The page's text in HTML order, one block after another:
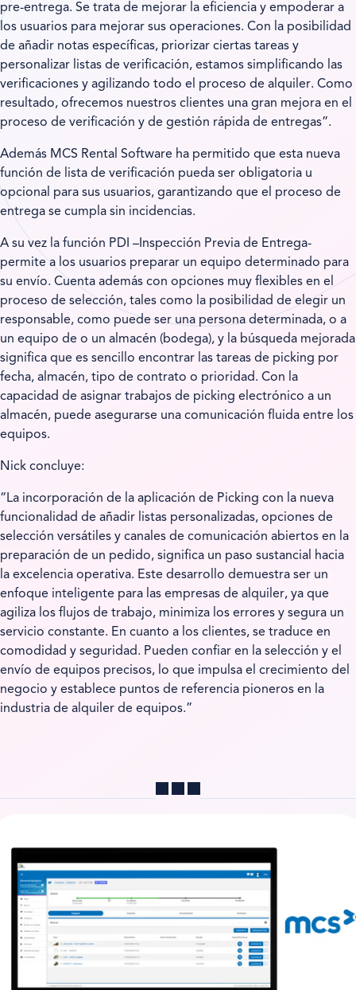
pre-entrega. Se trata de mejorar la eficiencia y empoderar a
los usuarios para mejorar sus operaciones. Con la posibilidad
de añadir notas específicas, priorizar ciertas tareas y
personalizar listas de verificación, estamos simplificando las
verificaciones y agilizando todo el proceso de alquiler. Como
resultado, ofrecemos nuestros clientes una gran mejora en el
proceso de verificación y de gestión rápida de entregas”.
Además MCS Rental Software ha permitido que esta nueva
función de lista de verificación pueda ser obligatoria u
opcional para sus usuarios, garantizando que el proceso de
entrega se cumpla sin incidencias.
A su vez la función PDI –Inspección Previa de Entrega-
permite a los usuarios preparar un equipo determinado para
su envío. Cuenta además con opciones muy flexibles en el
proceso de selección, tales como la posibilidad de elegir un
responsable, como puede ser una persona determinada, o a
un equipo de o un almacén (bodega), y la búsqueda mejorada
significa que es sencillo encontrar las tareas de picking por
fecha, almacén, tipo de contrato o prioridad. Con la
capacidad de asignar trabajos de picking electrónico a un
almacén, puede asegurarse una comunicación fluida entre los
equipos.
Nick concluye:
“La incorporación de la aplicación de Picking con la nueva
funcionalidad de añadir listas personalizadas, opciones de
selección versátiles y canales de comunicación abiertos en la
preparación de un pedido, significa un paso sustancial hacia
la excelencia operativa. Este desarrollo demuestra ser un
enfoque inteligente para las empresas de alquiler, ya que
agiliza los flujos de trabajo, minimiza los errores y segura un
servicio constante. En cuanto a los clientes, se traduce en
comodidad y seguridad. Pueden confiar en la selección y el
envío de equipos precisos, lo que impulsa el crecimiento del
negocio y establece puntos de referencia pioneros en la
industria de alquiler de equipos.”